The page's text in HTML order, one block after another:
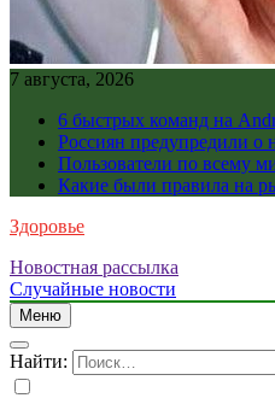
7 августа, 2026
6 быстрых команд на
Россиян предупредили о
Пользователи по всему
Какие были правила на
Здоровье
Новостная рассылка
Случайные новости
Меню
Найти: